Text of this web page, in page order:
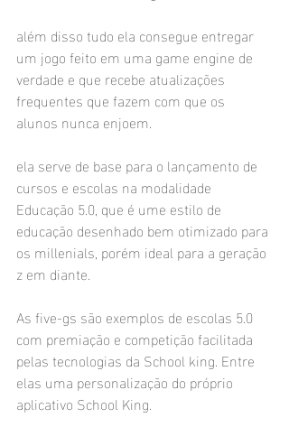
além disso tudo ela consegue entregar
um jogo feito em uma game engine de
verdade e que recebe atualizações
frequentes que fazem com que os
alunos nunca enjoem.
ela serve de base para o lançamento de
cursos e escolas na modalidade
Educação 5.0, que é ume estilo de
educação desenhado bem otimizado para
os millenials, porém ideal para a geração
z em diante.
As five-gs são exemplos de escolas 5.0
com premiação e competição facilitada
pelas tecnologias da School king. Entre
elas uma personalização do próprio
aplicativo School King.